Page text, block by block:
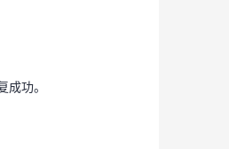
成功。
功。